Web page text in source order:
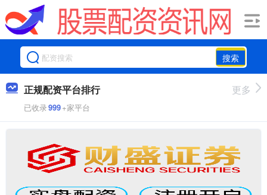
搜索
正规配资平台排行
已收录999+家平台
更多